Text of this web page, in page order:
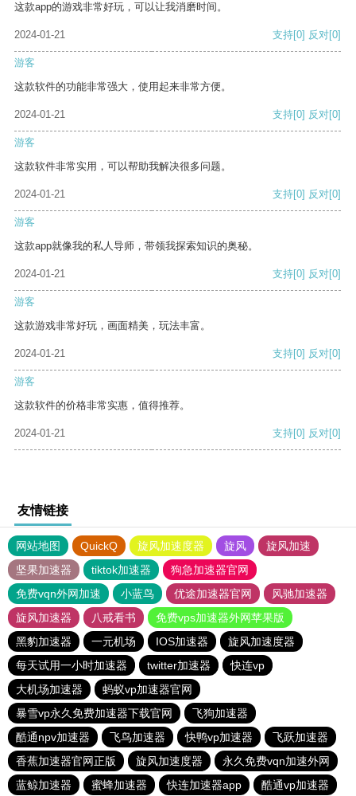
这款app的游戏非常好玩，可以让我消磨时间。
2024-01-21 支持[0] 反对[0]
游客
这款软件的功能非常强大，使用起来非常方便。
2024-01-21 支持[0] 反对[0]
游客
这款软件非常实用，可以帮助我解决很多问题。
2024-01-21 支持[0] 反对[0]
游客
这款app就像我的私人导师，带领我探索知识的奥秘。
2024-01-21 支持[0] 反对[0]
游客
这款游戏非常好玩，画面精美，玩法丰富。
2024-01-21 支持[0] 反对[0]
游客
这款软件的价格非常实惠，值得推荐。
2024-01-21 支持[0] 反对[0]
友情链接
网站地图 QuickQ 旋风加速度器 旋风
旋风加速
坚果加速器
tiktok加速器
狗急加速器官网
免费vqn外网加速
小蓝鸟 优途加速器官网
风驰加速器
旋风加速器
八戒看书
免费vps加速器外网苹果版
黑豹加速器
一元机场 IOS加速器
旋风加速度器
每天试用一小时加速器
twitter加速器
快连vp
大机场加速器
蚂蚁vp加速器官网
暴雪vp永久免费加速器下载官网
飞狗加速器
酷通npv加速器
飞鸟加速器 快鸭vp加速器
飞跃加速器
香蕉加速器官网正版
旋风加速度器
永久免费vqn加速外网
蓝鲸加速器
蜜蜂加速器 快连加速器app 酷通vp加速器